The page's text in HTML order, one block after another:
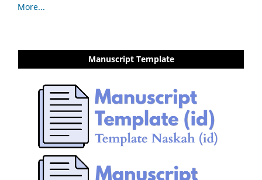
More...
Manuscript Template